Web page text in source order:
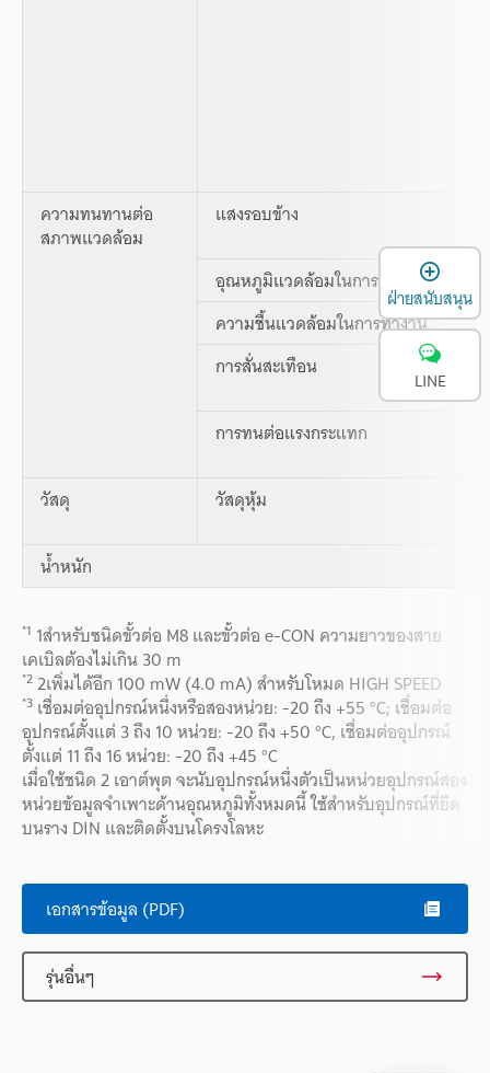
ความทนทานต่อ
สภาพแวดล้อม
แสงรอบข้าง
อุณหภูมิแวดล้อมในการทำงาน
ความชื้นแวดล้อมในการทำงาน
การสั่นสะเทือน
การทนต่อแรงกระแทก
วัสดุ วัสดุหุ้ม
น้ำหนัก
*1 1สำหรับชนิดขั้วต่อ M8 และขั้วต่อ e-CON ความยาวของสาย
เคเบิลต้องไม่เกิน 30 m
*22เพิ่มได้อีก 100 mW (4.0 mA) สำหรับโหมด HIGH SPEED
*3 เชื่อมต่ออุปกรณ์หนึ่งหรือสองหน่วย: -20 ถึง +55 °C; เชื่อมต่อ
อุปกรณ์ตั้งแต่ 3 ถึง 10 หน่วย: -20 ถึง +50 °C, เชื่อมต่ออุปกรณ์
ตั้งแต่ 11 ถึง 16 หน่วย: -20 ถึง +45 °C
เมื่อใช้ชนิด 2 เอาต์พุต จะนับอุปกรณ์หนึ่งตัวเป็นหน่วยอุปกรณ์สอง
หน่วยข้อมูลจำเพาะด้านอุณหภูมิทั้งหมดนี้ ใช้สำหรับอุปกรณ์ที่ยึด
บนราง DIN และติดตั้งบนโครงโลหะ
เอกสารข้อมูล (PDF)
รุ่นอื่นๆ
ฝ่ายสนับสนุน
LINE